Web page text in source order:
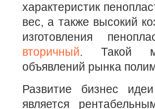
характеристик
вес, а также высокий
изготовления
вторичный. Такой
объявлений рынка
Развитие бизнес
является